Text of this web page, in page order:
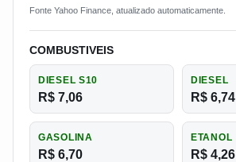
Fonte Yahoo Finance, atualizado automaticamente.
COMBUSTIVEIS
DIESEL S10
R$ 7,06
DIESEL
R$ 6,74
GASOLINA
R$ 6,70
ETANOL
R$ 4,26